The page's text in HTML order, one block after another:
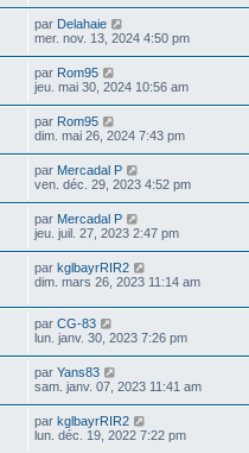
par Delahaie
mer. nov. 13, 2024 4:50 pm
par Rom95
jeu. mai 30, 2024 10:56 am
par Rom95
dim. mai 26, 2024 7:43 pm
par Mercadal P
ven. déc. 29, 2023 4:52 pm
par Mercadal P
jeu. juil. 27, 2023 2:47 pm
par kglbayrRIR2
dim. mars 26, 2023 11:14 am
par CG-83
lun. janv. 30, 2023 7:26 pm
par Yans83
sam. janv. 07, 2023 11:41 am
par kglbayrRIR2
lun. déc. 19, 2022 7:22 pm